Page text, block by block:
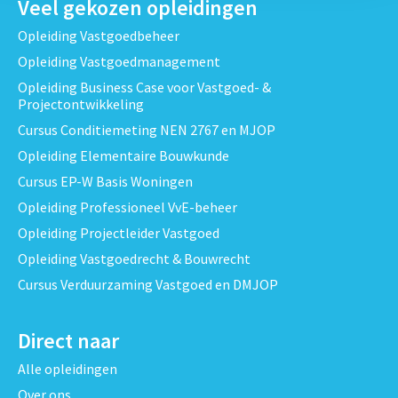
Veel gekozen opleidingen
Opleiding Vastgoedbeheer
Opleiding Vastgoedmanagement
Opleiding Business Case voor Vastgoed- &
Projectontwikkeling
Cursus Conditiemeting NEN 2767 en MJOP
Opleiding Elementaire Bouwkunde
Cursus EP-W Basis Woningen
Opleiding Professioneel VvE-beheer
Opleiding Projectleider Vastgoed
Opleiding Vastgoedrecht & Bouwrecht
Cursus Verduurzaming Vastgoed en DMJOP
Direct naar
Alle opleidingen
Over ons